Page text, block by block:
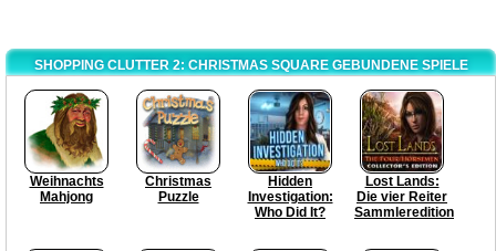
SHOPPING CLUTTER 2: CHRISTMAS SQUARE GEBUNDENE SPIELE
Weihnachts
Mahjong
Christmas
Puzzle
Hidden
Investigation:
Who Did It?
Lost Lands:
Die vier Reiter
Sammleredition